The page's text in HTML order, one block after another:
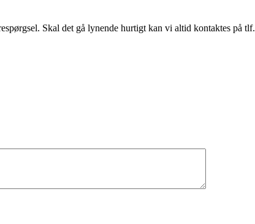
Skal det gå lynende hurtigt kan vi altid kontaktes på tlf.